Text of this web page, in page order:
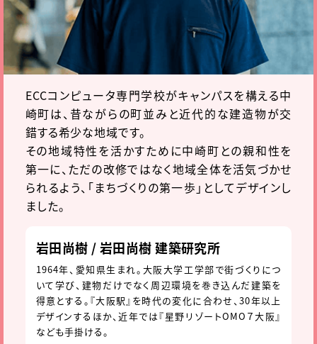
ECCコンピュータ専門学校がキャンパスを構える中
崎町は、昔ながらの町並みと近代的な建造物が交
錯する希少な地域です。
その地域特性を活かすために中崎町との親和性を
第一に、ただの改修ではなく地域全体を活気づかせ
られるよう、「まちづくりの第一歩」としてデザインし
ました。
岩田尚樹 / 岩田尚樹 建築研究所
1964年、愛知県生まれ。大阪大学工学部で街づくりにつ
いて学び、建物だけでなく周辺環境を巻き込んだ建築を
得意とする。『大阪駅』を時代の変化に合わせ、30年以上
デザインするほか、近年では『星野リゾートOMO７大阪』
なども手掛ける。